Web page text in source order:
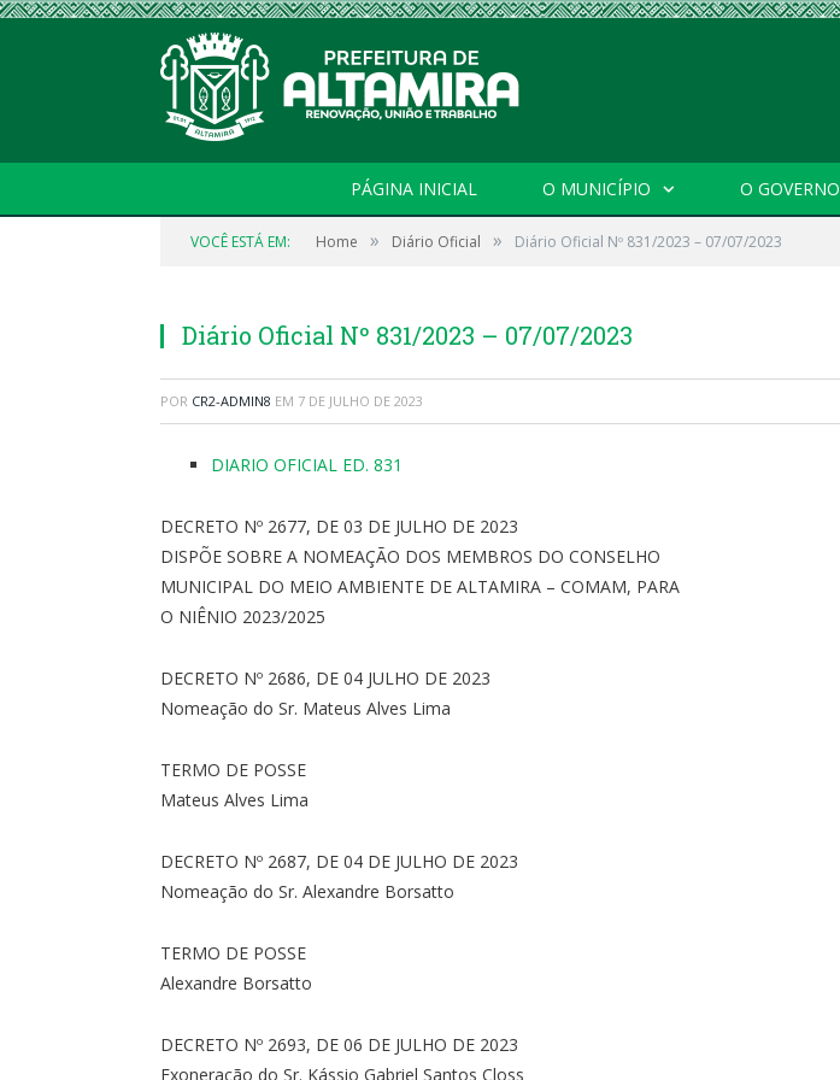
PÁGINA INICIAL O MUNICÍPIO O GOVERNO
VOCÊ ESTÁ EM: Home » Diário Oficial » Diário Oficial Nº 831/2023 – 07/07/2023
Diário Oficial Nº 831/2023 – 07/07/2023
POR CR2-ADMIN8 EM 7 DE JULHO DE 2023
DIARIO OFICIAL ED. 831
DECRETO Nº 2677, DE 03 DE JULHO DE 2023
DISPÕE SOBRE A NOMEAÇÃO DOS MEMBROS DO CONSELHO
MUNICIPAL DO MEIO AMBIENTE DE ALTAMIRA – COMAM, PARA
O NIÊNIO 2023/2025
DECRETO Nº 2686, DE 04 JULHO DE 2023
Nomeação do Sr. Mateus Alves Lima
TERMO DE POSSE
Mateus Alves Lima
DECRETO Nº 2687, DE 04 DE JULHO DE 2023
Nomeação do Sr. Alexandre Borsatto
TERMO DE POSSE
Alexandre Borsatto
DECRETO Nº 2693, DE 06 DE JULHO DE 2023
Exoneração do Sr. Kássio Gabriel Santos Closs